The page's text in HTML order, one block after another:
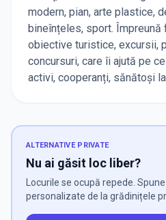
modern, pian, arte plastice,
bineînțeles, sport.
obiective turistice, excursii,
concursuri, care îi ajută pe
activi, cooperanți, sănătoși
ALTERNATIVE PRIVATE
Nu ai găsit loc liber?
Locurile se ocupă repede.
personalizate de la grădinițele